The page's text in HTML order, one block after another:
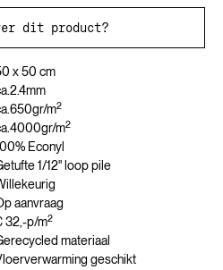
dit product?
x 50 cm
2.4mm
650gr/m2
4000gr/m2
Econyl
1/12" loop pile
aanvraag
32,-p/m2
materiaal
geschikt